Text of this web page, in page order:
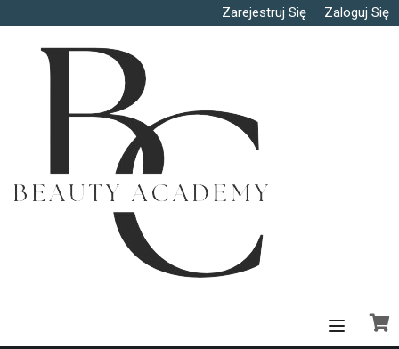
Zarejestruj Się Zaloguj Się